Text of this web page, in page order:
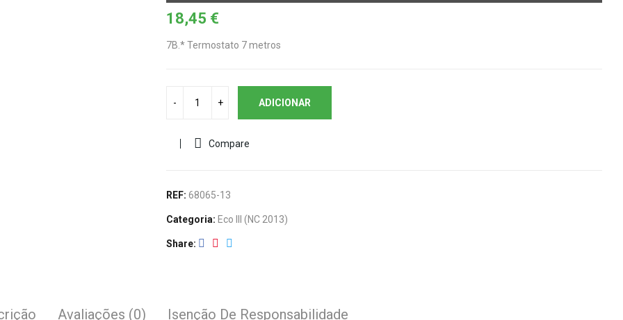
18,45 €
7B.* Termostato 7 metros
ADICIONAR
Compare
REF: 68065-13
Categoria: Eco III (NC 2013)
Share
Avaliações (0) Isenção De Responsabilidade